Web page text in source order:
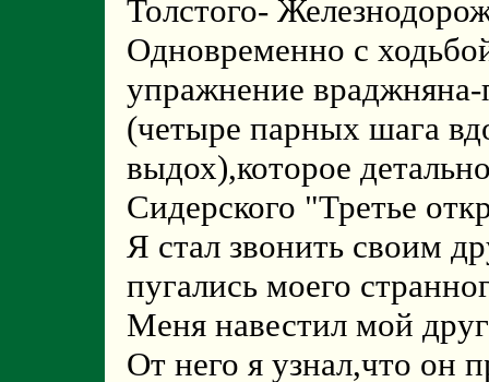
Толстого-
Одновременно с
упражнение
(четыре парных шага
выдох),которое
Сидерского "Третье
Я стал звонить своим
пугались моего
Меня навестил мой
От него я узнал,что он